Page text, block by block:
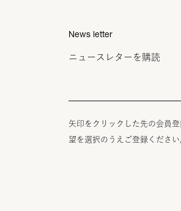
News letter
ニュースレターを購読
矢印をクリックした先の会員
望を選択のうえご登録ください